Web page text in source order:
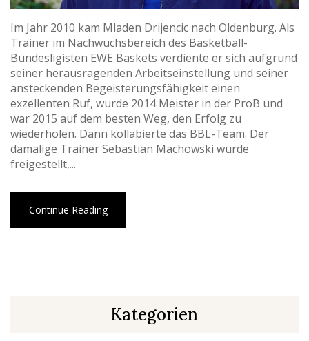
Im Jahr 2010 kam Mladen Drijencic nach Oldenburg. Als
Trainer im Nachwuchsbereich des Basketball-
Bundesligisten EWE Baskets verdiente er sich aufgrund
seiner herausragenden Arbeitseinstellung und seiner
ansteckenden Begeisterungsfähigkeit einen
exzellenten Ruf, wurde 2014 Meister in der ProB und
war 2015 auf dem besten Weg, den Erfolg zu
wiederholen. Dann kollabierte das BBL-Team. Der
damalige Trainer Sebastian Machowski wurde
freigestellt,...
Continue Reading
Kategorien